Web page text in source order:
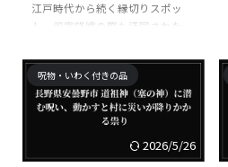
江戸時代から続く縁切りスポッ
ト。和宮降嫁の際も迂回された。
とされる。
呪物・いわく付きの品
2026/5/26